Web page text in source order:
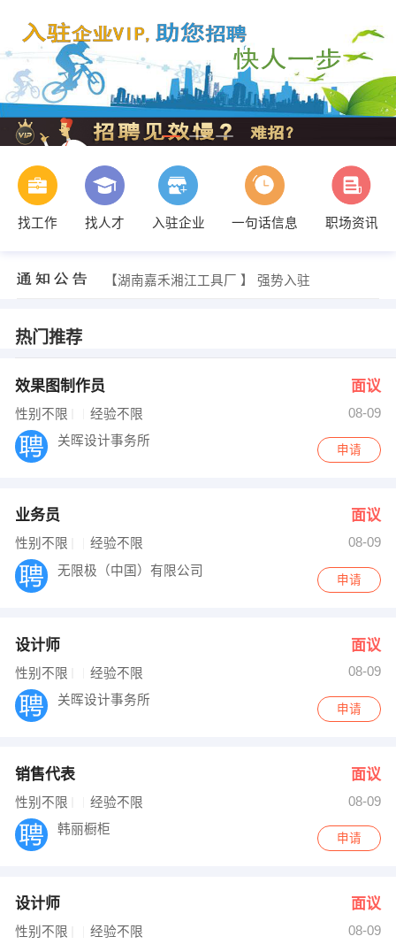
找工作 找人才 入驻企业 一句话信息 职场资讯
【湖南嘉禾湘江工具厂 】 强势入驻
谢经理 发布 [销售代表 ] 招聘信息
谢经理 发布 [设计师 ] 招聘信息
【湖南嘉禾湘江工具厂 】 强势入驻
热门推荐
效果图制作员 面议
性别不限 经验不限
08-09
关晖设计事务所
申请
业务员 面议
性别不限 经验不限
08-09
无限极（中国）有限公司
申请
设计师 面议
性别不限 经验不限
08-09
关晖设计事务所
申请
销售代表 面议
性别不限 经验不限
08-09
韩丽橱柜
申请
设计师 面议
性别不限 经验不限
08-09